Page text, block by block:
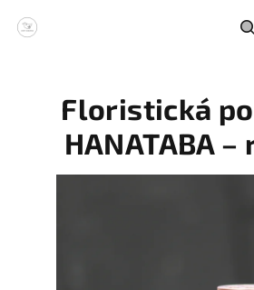
Floristická
HANATABA